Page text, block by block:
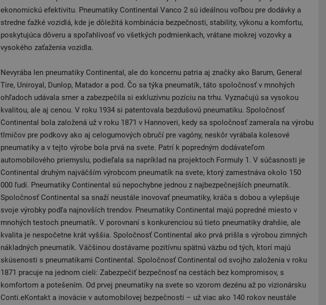
ekonomickú efektivitu. Pneumatiky Continental Vanco 2 sú ideálnou voľbou pre dodávky a
stredne ťažké vozidlá, kde je dôležitá kombinácia bezpečnosti, stability, výkonu a komfortu,
poskytujúca dôveru a spoľahlivosť vo všetkých podmienkach, vrátane mokrej vozovky a
vysokého zaťaženia vozidla.
Nevyrába len pneumatiky Continental, ale do koncernu patria aj značky ako Barum, General
Tire, Uniroyal, Dunlop, Matador a pod. Čo sa týka pneumatík, táto spoločnosť v mnohých
ohľadoch udávala smer a zabezpečila si exkluzívnu pozíciu na trhu. Vyznačujú sa vysokou
kvalitou, ale aj cenou. V roku 1934 si patentovala bezdušovú pneumatiku. Spoločnosť
Continental bola založená už v roku 1871 v Hannoveri, kedy sa spoločnosť zamerala na výrobu
tlmičov pre podkovy ako aj celogumových obručí pre vagóny, neskôr vyrábala kolesové
pneumatiky a v tejto výrobe bola prvá na svete. Patrí k popredným dodávateľom
automobilového priemyslu, podieľala sa napríklad na projektoch Formuly 1. V súčasnosti je
Continental druhým najväčším výrobcom pneumatík na svete, ktorý zamestnáva okolo 150
000 ľudí. Pneumatiky Continental sú nepochybne jednou z najbezpečnejších pneumatík.
Spoločnosť Continental sa snaží neustále inovovať pneumatiky, kráča s dobou a vylepšuje
svoje výrobky podľa najnovších trendov. Pneumatiky Continental majú popredné miesto v
mnohých testoch pneumatík. V porovnaní s konkurenciou sú tieto pneumatiky drahšie, ale
kvalita je nespočetne krát vyššia. Spoločnosť Continental ako prvá prišla s výrobou zimných
nákladných pneumatík. Väčšinou dostávame pozitívnu spätnú väzbu od tých, ktorí majú
skúsenosti s pneumatikami Continental. Spoločnosť Continental od svojho založenia v roku
1871 pracuje na jednom cieli: Zabezpečiť bezpečnosť na cestách bez kompromisov, s
komfortom a potešením. Od prvej pneumatiky na svete so vzorom dezénu až po vizionársku
Conti.eKontakt a inovácie v automobilovej bezpečnosti – už viac ako 140 rokov neustále